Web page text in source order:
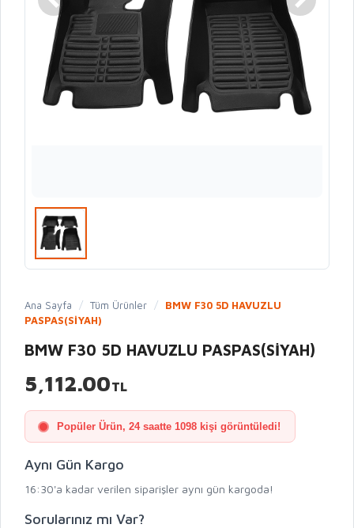
Ana Sayfa / Tüm Ürünler /
BMW F30 5D HAVUZLU
PASPAS(SİYAH)
BMW F30 5D HAVUZLU PASPAS(SİYAH)
5,112.00TL
Popüler Ürün, 24 saatte 1098 kişi görüntüledi!
Aynı Gün Kargo
16:30'a kadar verilen siparişler aynı gün kargoda!
Sorularınız mı Var?